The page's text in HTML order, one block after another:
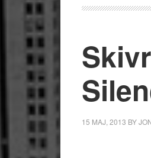
15 MAJ, 2013 BY